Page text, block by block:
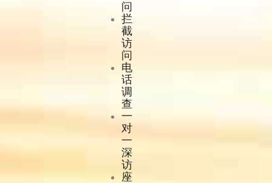
问
拦
截
访
问
电
话
调
查
一
对
一
深
访
座